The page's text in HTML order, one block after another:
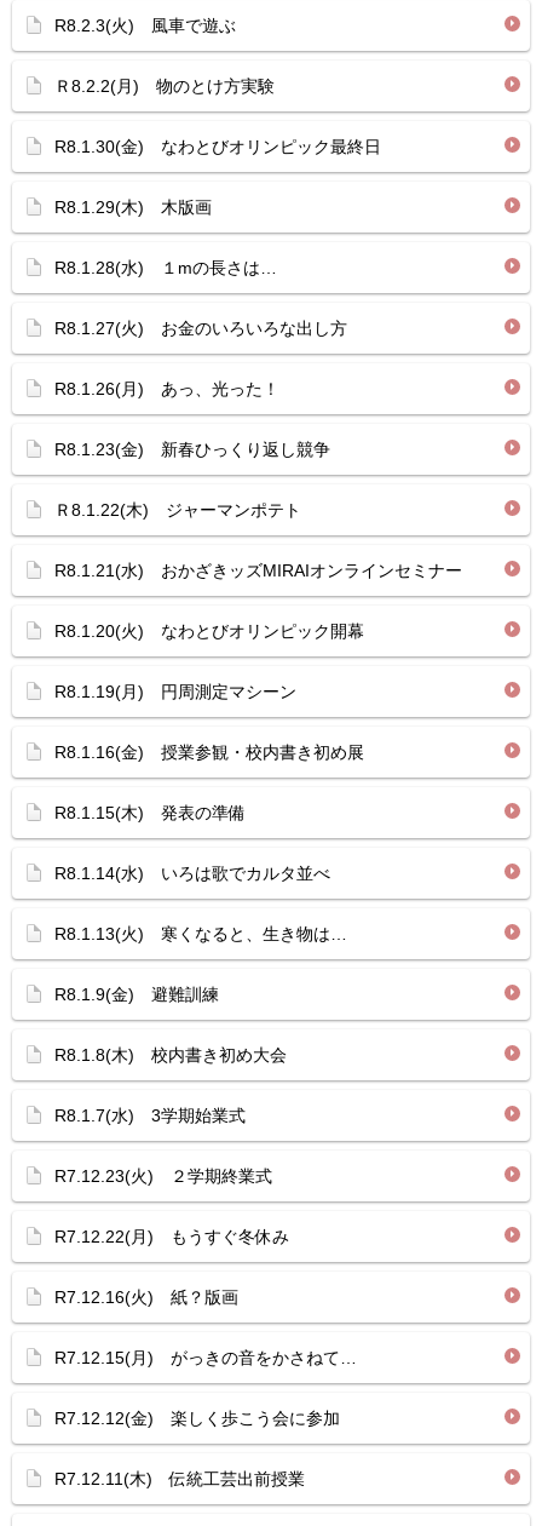
R8.2.3(火) 風車で遊ぶ
Ｒ8.2.2(月) 物のとけ方実験
R8.1.30(金) なわとびオリンピック最終日
R8.1.29(木) 木版画
R8.1.28(水) １mの長さは…
R8.1.27(火) お金のいろいろな出し方
R8.1.26(月) あっ、光った！
R8.1.23(金) 新春ひっくり返し競争
Ｒ8.1.22(木) ジャーマンポテト
R8.1.21(水) おかざきッズMIRAIオンラインセミナー
R8.1.20(火) なわとびオリンピック開幕
R8.1.19(月) 円周測定マシーン
R8.1.16(金) 授業参観・校内書き初め展
R8.1.15(木) 発表の準備
R8.1.14(水) いろは歌でカルタ並べ
R8.1.13(火) 寒くなると、生き物は…
R8.1.9(金) 避難訓練
R8.1.8(木) 校内書き初め大会
R8.1.7(水) 3学期始業式
R7.12.23(火) ２学期終業式
R7.12.22(月) もうすぐ冬休み
R7.12.16(火) 紙？版画
R7.12.15(月) がっきの音をかさねて…
R7.12.12(金) 楽しく歩こう会に参加
R7.12.11(木) 伝統工芸出前授業